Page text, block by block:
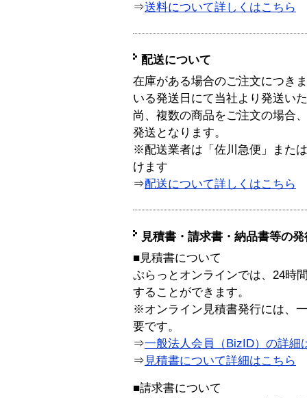
⇒送料について詳しくはこちら
配送について
在庫がある場合のご注文につき
いる発送日にて当社より発送い
尚、複数の商品をご注文の場合
発送となります。
※配送業者は「佐川急便」また
けます
⇒配送について詳しくはこちら
見積書・請求書・納品書等の
■見積書について
ぷらっとオンラインでは、24時
することができます。
※オンライン見積書発行には、
要です。
⇒一般法人会員（BizID）の詳細
⇒ 見積書について詳細はこちら
■請求書について